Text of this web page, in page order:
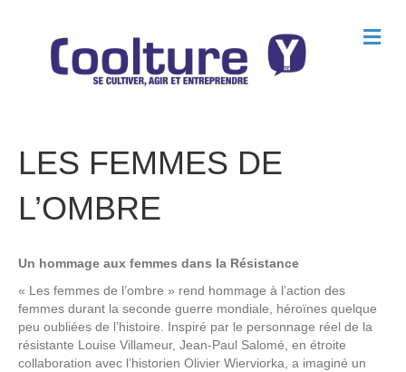
M
e
LES FEMMES DE
L’OMBRE
Un hommage aux femmes dans la Résistance
« Les femmes de l’ombre » rend hommage à l’action des
femmes durant la seconde guerre mondiale, héroïnes quelque
peu oubliées de l’histoire. Inspiré par le personnage réel de la
résistante Louise Villameur, Jean-Paul Salomé, en étroite
collaboration avec l’historien Olivier Wierviorka, a imaginé un